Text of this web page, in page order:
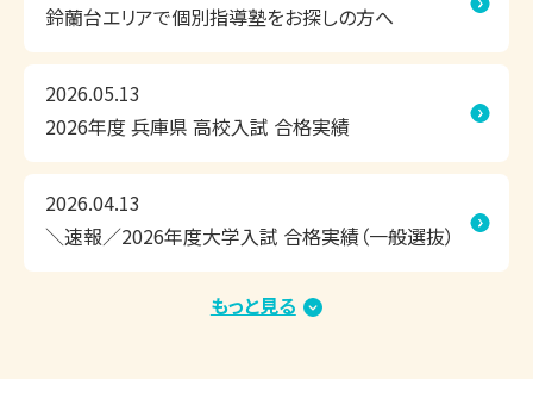
③ 一人ひとりに合わせた学習計画
「何を勉強すればよいか」を明確にします。
④ 定期的な面談で学習状況を共有
2学期は学校行事や定期テストが続き、苦手分野を復習する
時間を確保しにくくなります。だからこそ、夏休みの過ごし方
兵庫県で個別指導塾をご検討中の方、神戸市北区周辺で定
鈴蘭台エリアで個別指導塾をお探しの方へ
2026.05.13
2026年度 兵庫県 高校入試 合格実績
2026.04.13
＼速報／2026年度大学入試 合格実績（一般選抜）
もっと見る